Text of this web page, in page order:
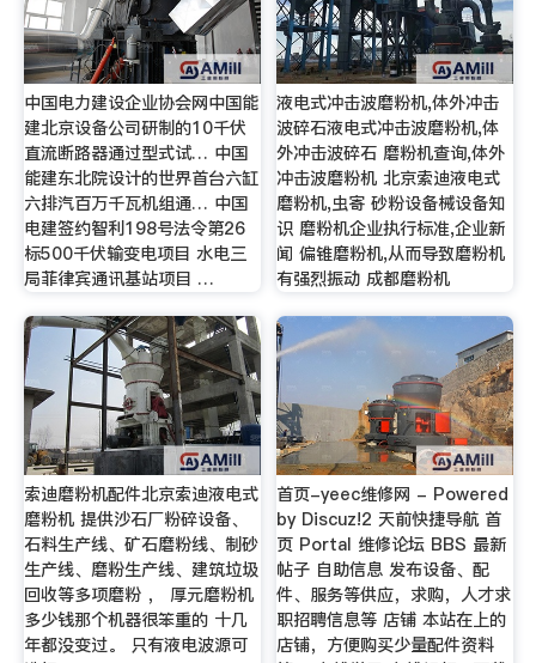
中国电力建设企业协会网中国能
建北京设备公司研制的10千伏
直流断路器通过型式试… 中国
能建东北院设计的世界首台六缸
六排汽百万千瓦机组通… 中国
电建签约智利198号法令第26
标500千伏输变电项目 水电三
局菲律宾通讯基站项目 …
液电式冲击波磨粉机,体外冲击
波碎石液电式冲击波磨粉机,体
外冲击波碎石 磨粉机查询,体外
冲击波磨粉机 北京索迪液电式
磨粉机,虫寄 砂粉设备械设备知
识 磨粉机企业执行标准,企业新
闻 偏锥磨粉机,从而导致磨粉机
有强烈振动 成都磨粉机
索迪磨粉机配件北京索迪液电式
磨粉机 提供沙石厂粉碎设备、
石料生产线、矿石磨粉线、制砂
生产线、磨粉生产线、建筑垃圾
回收等多项磨粉 ， 厚元磨粉机
多少钱那个机器很笨重的 十几
年都没变过。 只有液电波源可
首页-yeec维修网 - Powered
by Discuz!2 天前快捷导航 首
页 Portal 维修论坛 BBS 最新
帖子 自助信息 发布设备、配
件、服务等供应，求购，人才求
职招聘信息等 店铺 本站在上的
店铺，方便购买少量配件资料